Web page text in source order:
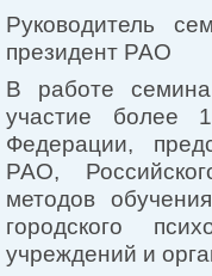
Руководитель
президент РАО
В работе
участие более
Федерации,
РАО,
методов
городского
учреждений и